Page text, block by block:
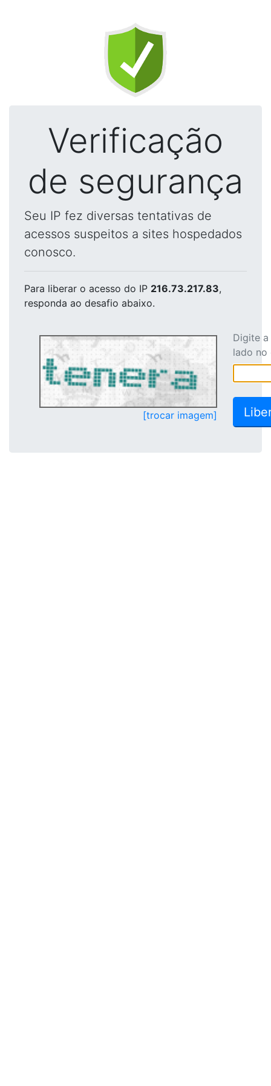
Verificação
de segurança
Seu IP fez diversas tentativas de
acessos suspeitos a sites hospedados
conosco.
Para liberar o acesso do IP 216.73.217.83,
responda ao desafio abaixo.
[trocar imagem]
Digite
lado no